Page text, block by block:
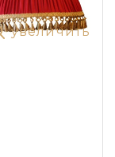
увеличить